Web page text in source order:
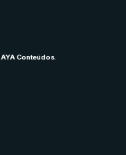
AYA Conteúdos